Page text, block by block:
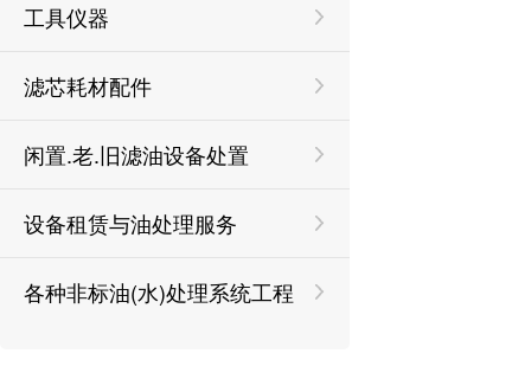
工具仪器
滤芯耗材配件
闲置.老.旧滤油设备处置
设备租赁与油处理服务
各种非标油(水)处理系统工程